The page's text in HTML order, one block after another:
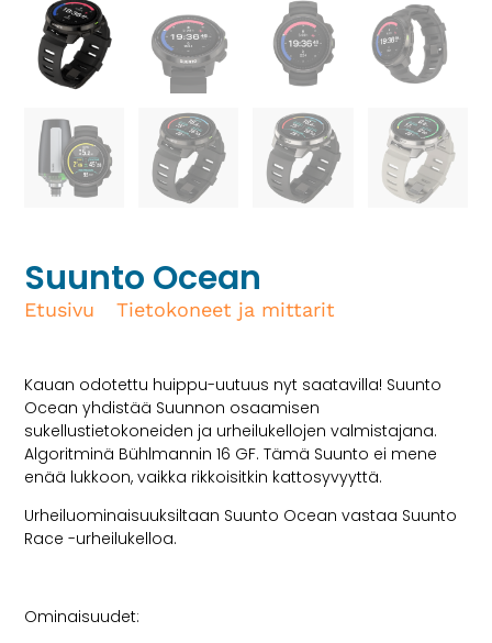
Suunto Ocean
Etusivu /Tietokoneet ja mittarit
Kauan odotettu huippu-uutuus nyt saatavilla! Suunto
Ocean yhdistää Suunnon osaamisen
sukellustietokoneiden ja urheilukellojen valmistajana.
Algoritminä Bühlmannin 16 GF. Tämä Suunto ei mene
enää lukkoon, vaikka rikkoisitkin kattosyvyyttä.
Urheiluominaisuuksiltaan Suunto Ocean vastaa Suunto
Race -urheilukelloa.
Ominaisuudet: